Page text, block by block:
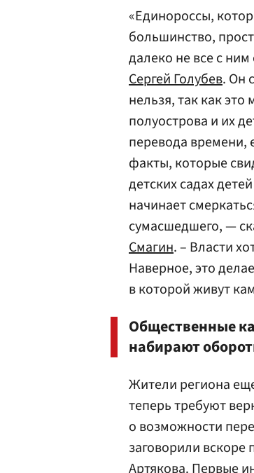
«Единороссы,
большинство,
далеко не все с
Сергей Голубев. Он
нельзя, так как
полуострова и их
перевода времени,
факты, которые
детских садах
начинает
сумасшедшего, —
Смагин. – Власти
Наверное, это
в которой живут
Общественные
набирают
Жители региона
теперь требуют
о возможности
заговорили вскоре
Артякова. Первые